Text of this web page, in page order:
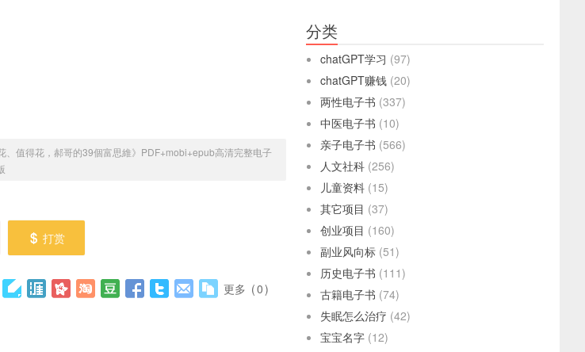
、值得花，郝哥的39個富思維》PDF+mobi+epub高清完整电子
打赏
更多 (0)
分类
chatGPT学习 (97)
chatGPT赚钱 (20)
两性电子书 (337)
中医电子书 (10)
亲子电子书 (566)
人文社科 (256)
儿童资料 (15)
其它项目 (37)
创业项目 (160)
副业风向标 (51)
历史电子书 (111)
古籍电子书 (74)
失眠怎么治疗 (42)
宝宝名字 (12)